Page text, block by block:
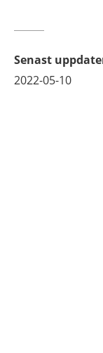
Senast
2022-05-10